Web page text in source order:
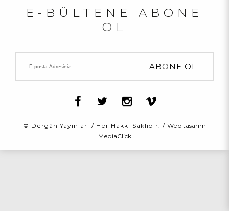
E-BÜLTENE ABONE
OL
© Dergâh Yayınları / Her Hakkı Saklıdır. / Web tasarım
MediaClick